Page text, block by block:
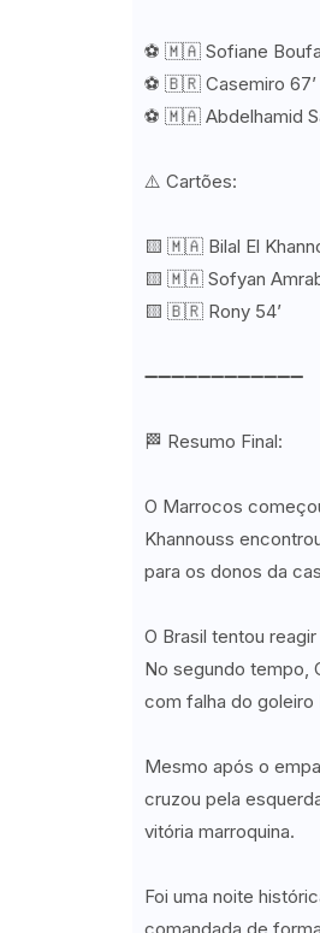
⚽ 🇲🇦 Sofiane
⚽ 🇧🇷 Casemiro 67’
⚽ 🇲🇦 Abdelhamid
⚠️ Cartões:
🟨 🇲🇦 Bilal El
🟨 🇲🇦 Sofyan
🟨 🇧🇷 Rony 54’
➖➖➖➖➖➖➖➖➖➖➖➖
🏁 Resumo Final:
O Marrocos
Khannouss
para os donos da
O Brasil tentou
No segundo tempo,
com falha do goleiro
Mesmo após o
cruzou pela
vitória marroquina.
Foi uma noite